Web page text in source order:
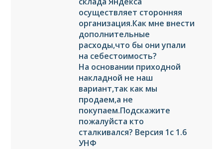
осуществляет сторонняя
организация.Как мне внести
дополнительные
расходы,что бы они упали
на себестоимость?
На основании приходной
накладной не наш
вариант,так как мы
продаем,а не
покупаем.Подскажите
пожалуйста кто
сталкивался? Версия 1с 1.6
УНФ